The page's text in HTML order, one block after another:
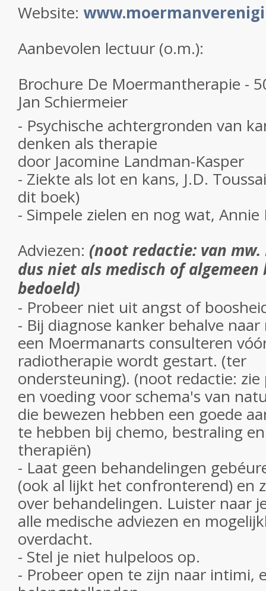
Website:
Aanbevolen lectuur (o.m.):
Brochure De Moermantherapie -
Jan Schiermeier
- Psychische achtergronden van
denken als therapie
door Jacomine Landman-Kasper
- Ziekte als lot en kans, J.D.
dit boek)
- Simpele zielen en nog wat,
Adviezen: (noot redactie: van
dus niet als medisch of algemeen
bedoeld)
- Probeer niet uit angst of
- Bij diagnose kanker behalve
een Moermanarts consulteren
radiotherapie wordt gestart. (ter
ondersteuning). (noot redactie:
en voeding voor schema's van
die bewezen hebben een goede
te hebben bij chemo, bestraling
therapiën)
- Laat geen behandelingen
(ook al lijkt het confronterend) en
over behandelingen. Luister naar
alle medische adviezen en
overdacht.
- Stel je niet hulpeloos op.
- Probeer open te zijn naar intimi,